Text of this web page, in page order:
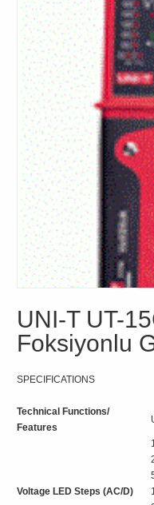
UNI-T UT-
Foksiyonlu
SPECIFICATIONS
Technical Functions/
Features
Voltage LED Steps (AC/D)